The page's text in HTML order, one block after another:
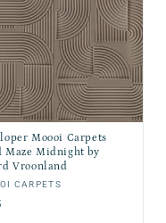
Moooi Carpets
Maze Midnight by
Vroonland
CARPETS